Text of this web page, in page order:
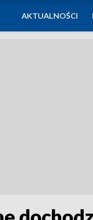
AKTUALNOŚCI